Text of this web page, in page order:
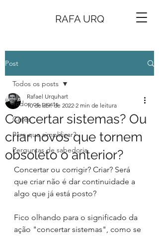
RAFA URQ
Post
Todos os posts
Cases
Para que simplificar?
Perguntas de sabedoria
Todos os posts
Concertar sistemas? Ou
criar novos que tornem
obsoleto o anterior?
Rafael Urquhart
10 de abr. de 2022 2 min de leitura
Concertar ou corrigir? Criar? Será
que criar não é dar continuidade a
algo que já está posto?
Fico olhando para o significado da
ação "concertar sistemas", como se